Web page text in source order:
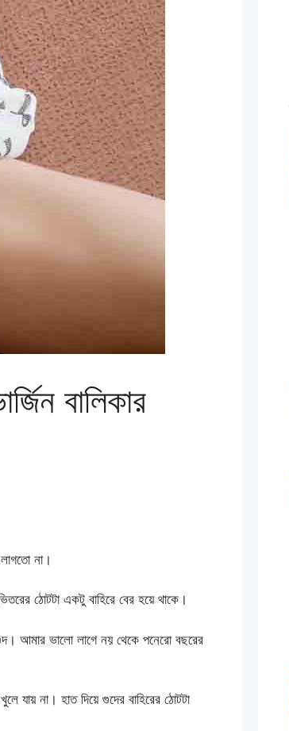
বালিকার
না।
ঠোটটা একটু বাহিরে বের হয়ে থাকে।
আমার ভালো লাগে নয় থেকে পনেরো বছরের
না। হাত দিয়ে গুদের বাহিরের ঠোটটা